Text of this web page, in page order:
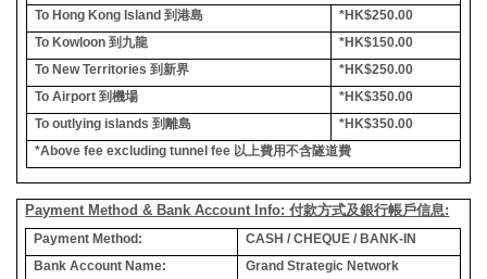
To Hong Kong Island 到港島
*HK$250.00
To Kowloon 到九龍
*HK$150.00
To New Territories 到新界
*HK$250.00
To Airport 到機場
*HK$350.00
To outlying islands 到離島
*HK$350.00
*Above fee excluding tunnel fee 以上費用不含隧道費
Payment Method & Bank Account Info: 付款方式及銀行帳戶信息:
Payment Method:
CASH / CHEQUE / BANK-IN
Bank Account Name:
Grand Strategic Network